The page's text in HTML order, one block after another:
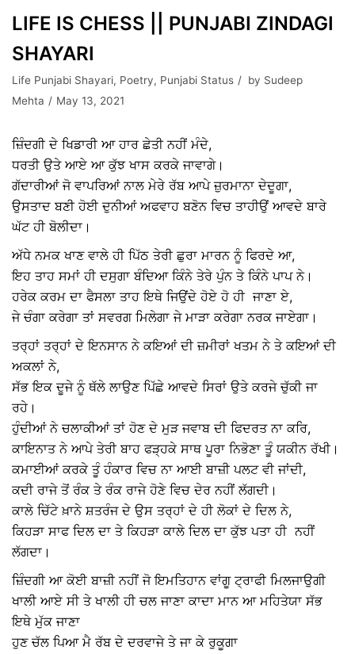
LIFE IS CHESS || PUNJABI ZINDAGI
SHAYARI
Life Punjabi Shayari, Poetry, Punjabi Status by Sudeep
Mehta
May 13, 2021
ਜ਼ਿੰਦਗੀ ਦੇ ਖਿਡਾਰੀ ਆ ਹਾਰ ਛੇਤੀ ਨਹੀਂ ਮੰਦੇ,
ਧਰਤੀ ਉਤੇ ਆਏ ਆ ਕੁੱਝ ਖਾਸ ਕਰਕੇ ਜਾਵਾਗੇ।
ਗੱਦਾਰੀਆਂ ਜੋ ਵਾਪਰਿਆਂ ਨਾਲ ਮੇਰੇ ਰੱਬ ਆਪੇ ਜ਼ੁਰਮਾਨਾ ਦੇਦੂਗਾ,
ਉਸਤਾਦ ਬਣੀ ਹੋਈ ਦੁਨੀਆਂ ਅਫਵਾਹ ਬਣੋਨ ਵਿਚ ਤਾਹੀਉਂ ਆਵਦੇ ਬਾਰੇ
ਘੱਟ ਹੀ ਬੋਲੀਦਾ।
ਅੱਧੇ ਨਮਕ ਖਾਣ ਵਾਲੇ ਹੀ ਪਿੱਠ ਤੇਰੀ ਛੁਰਾ ਮਾਰਨ ਨੂੰ ਫਿਰਦੇ ਆ,
ਇਹ ਤਾਹ ਸਮਾਂ ਹੀ ਦਸੁਗਾ ਬੰਦਿਆ ਕਿੰਨੇ ਤੇਰੇ ਪੁੰਨ ਤੇ ਕਿੰਨੇ ਪਾਪ ਨੇ।
ਹਰੇਕ ਕਰਮ ਦਾ ਫੈਸਲਾ ਤਾਹ ਇਥੇ ਜਿਉਂਦੇ ਹੋਏ ਹੋ ਹੀ ਜਾਣਾ ਏ,
ਜੇ ਚੰਗਾ ਕਰੇਗਾ ਤਾਂ ਸਵਰਗ ਮਿਲੇਗਾ ਜੇ ਮਾੜਾ ਕਰੇਗਾ ਨਰਕ ਜਾਏਗਾ।
ਤਰ੍ਹਾਂ ਤਰ੍ਹਾਂ ਦੇ ਇਨਸਾਨ ਨੇ ਕਇਆਂ ਦੀ ਜ਼ਮੀਰਾਂ ਖਤਮ ਨੇ ਤੇ ਕਇਆਂ ਦੀ
ਅਕਲਾਂ ਨੇ,
ਸੱਭ ਇਕ ਦੂਜੇ ਨੂੰ ਥੱਲੇ ਲਾਉਣ ਪਿੱਛੇ ਆਵਦੇ ਸਿਰਾਂ ਉਤੇ ਕਰਜੇ ਚੁੱਕੀ ਜਾ
ਰਹੇ।
ਹੁੰਦੀਆਂ ਨੇ ਚਲਾਕੀਆਂ ਤਾਂ ਹੋਣ ਦੇ ਮੁੜ ਜਵਾਬ ਦੀ ਫਿਦਰਤ ਨਾ ਕਰਿ,
ਕਾਇਨਾਤ ਨੇ ਆਪੇ ਤੇਰੀ ਬਾਹ ਫੜ੍ਹਕੇ ਸਾਥ ਪੂਰਾ ਨਿਭੋਣਾ ਤੂੰ ਯਕੀਨ ਰੱਖੀ।
ਕਮਾਈਆਂ ਕਰਕੇ ਤੂੰ ਹੰਕਾਰ ਵਿਚ ਨਾ ਆਈ ਬਾਜ਼ੀ ਪਲਟ ਵੀ ਜਾਂਦੀ,
ਕਦੀ ਰਾਜੇ ਤੋਂ ਰੰਕ ਤੇ ਰੰਕ ਰਾਜੇ ਹੋਣੇ ਵਿਚ ਦੇਰ ਨਹੀਂ ਲੱਗਦੀ।
ਕਾਲੇ ਚਿੱਟੇ ਖ਼ਾਨੇ ਸ਼ਤਰੰਜ ਦੇ ਉਸ ਤਰ੍ਹਾਂ ਦੇ ਹੀ ਲੋਕਾਂ ਦੇ ਦਿਲ ਨੇ,
ਕਿਹੜਾ ਸਾਫ ਦਿਲ ਦਾ ਤੇ ਕਿਹੜਾ ਕਾਲੇ ਦਿਲ ਦਾ ਕੁੱਝ ਪਤਾ ਹੀ ਨਹੀਂ
ਲੱਗਦਾ।
ਜ਼ਿੰਦਗੀ ਆ ਕੋਈ ਬਾਜ਼ੀ ਨਹੀਂ ਜੋ ਇਮਤਿਹਾਨ ਵਾਂਗੂ ਟ੍ਰਾਫੀ ਮਿਲਜਾਉਗੀ
ਖਾਲੀ ਆਏ ਸੀ ਤੇ ਖਾਲੀ ਹੀ ਚਲ ਜਾਣਾ ਕਾਦਾ ਮਾਨ ਆ ਮਹਿਤੇਯਾ ਸੱਭ
ਇਥੇ ਮੁੱਕ ਜਾਣਾ
ਹੁਣ ਚੱਲ ਪਿਆ ਮੈ ਰੱਬ ਦੇ ਦਰਵਾਜੇ ਤੇ ਜਾ ਕੇ ਰੁਕੂਗਾ